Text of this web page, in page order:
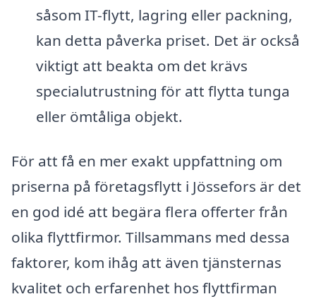
såsom IT-flytt, lagring eller packning,
kan detta påverka priset. Det är också
viktigt att beakta om det krävs
specialutrustning för att flytta tunga
eller ömtåliga objekt.
För att få en mer exakt uppfattning om
priserna på företagsflytt i Jössefors är det
en god idé att begära flera offerter från
olika flyttfirmor. Tillsammans med dessa
faktorer, kom ihåg att även tjänsternas
kvalitet och erfarenhet hos flyttfirman